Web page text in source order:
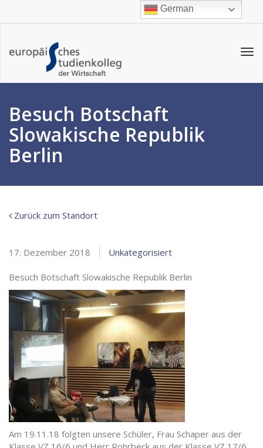
Besuch Botschaft
Slowakische Republik
Berlin
Zurück zum Standort
17. Dezember 2018 Unkategorisiert
Besuch Botschaft Slowakische Republik Berlin
Am 19.11.18 folgten unsere Schüler, Frau Schaper aus der
German